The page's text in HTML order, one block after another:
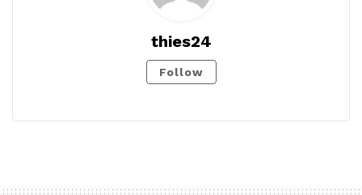
thies24
Follow